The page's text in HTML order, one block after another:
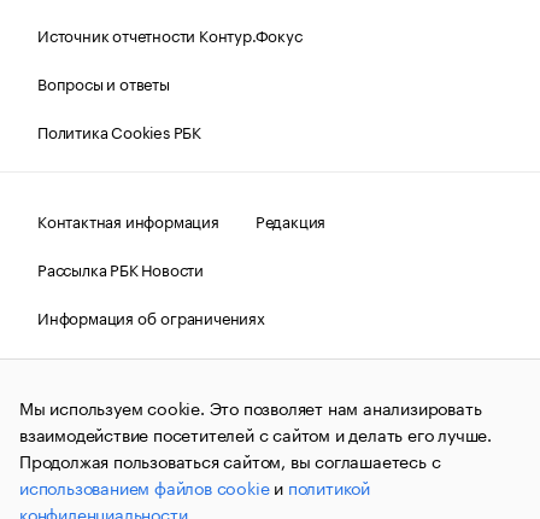
Источник отчетности Контур.Фокус
Вопросы и ответы
Политика Cookies РБК
Контактная информация
Редакция
Рассылка РБК Новости
Информация об ограничениях
Правовая информация
О соблюдении авторских прав
© АО «РОСБИЗНЕСКОНСАЛТИНГ»,1995–2026.Сообщения
и материалы информационного агентства «РБК»
(зарегистрировано Федеральной службой по надзору в сфере
связи, информационных технологий и массовых
коммуникаций (Роскомнадзор) 09.12.2015 за номером ИА
№ФС77-63848) сопровождаются пометкой «РБК». Отдельные
Мы используем cookie. Это позволяет нам анализировать
взаимодействие посетителей с сайтом и делать его лучше.
Продолжая пользоваться сайтом, вы соглашаетесь с
использованием файлов cookieи политикой
конфиденциальности.